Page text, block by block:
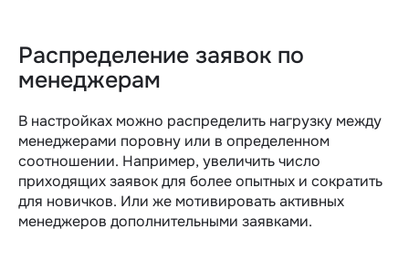
Распределение заявок по
менеджерам
В настройках можно распределить нагрузку между
менеджерами поровну или в определенном
соотношении. Например, увеличить число
приходящих заявок для более опытных и сократить
для новичков. Или же мотивировать активных
менеджеров дополнительными заявками.